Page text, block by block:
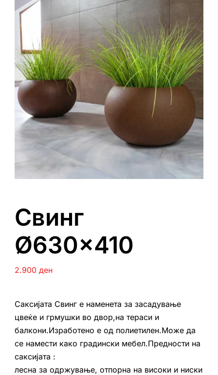
Кошничка
0
Свинг
Ø630×410
2.900 ден
Саксијата Свинг е наменета за засадување
цвеќе и грмушки во двор,на тераси и
балкони.Изработено е од полиетилен.Може да
се намести како градински мебел.Предности на
саксијата :
лесна за одржување, отпорна на високи и ниски